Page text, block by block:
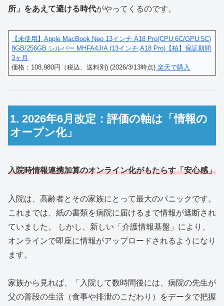
所」をあえて避ける時代がやってくるのです。
【未使用】Apple MacBook Neo 13インチ A18 Pro(CPU:6C/GPU:5C)
8GB/256GB シルバー MHFA4J/A (13インチ,A18 Pro)【柏】保証期間
3ヶ月
価格：108,980円（税込、送料別) (2026/3/13時点) 楽天で購入
1. 2026年6月改定：評価の軸は「情報の
オープン化」
入院時情報連携加算のオンライン化がもたらす「安心感」
入院は、高齢者とその家族にとって最大のパニックです。
これまでは、紙の書類を病院に届けるまで情報が遮断され
ていました。 しかし、新しい「介護情報基盤」により、
オンラインで即座に情報がアップロードされるようになり
ます。
家族から見れば、「入院して数時間後には、病院の先生が
父の普段の生活（食事や排泄のこだわり）をデータで把握